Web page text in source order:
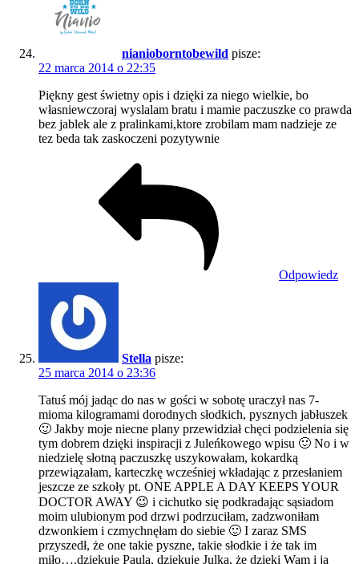
nianioborntobewild pisze:
22 marca 2014 o 22:35
Piękny gest świetny opis i dzięki za niego wielkie, bo
własniewczoraj wyslalam bratu i mamie paczuszke co prawda
bez jablek ale z pralinkami,ktore zrobilam mam nadzieje ze
tez beda tak zaskoczeni pozytywnie
Odpowiedz
Stella pisze:
25 marca 2014 o 23:36
Tatuś mój jadąc do nas w gości w sobotę uraczył nas 7-
mioma kilogramami dorodnych słodkich, pysznych jabłuszek
🙂 Jakby moje niecne plany przewidział chęci podzielenia się
tym dobrem dzięki inspiracji z Juleńkowego wpisu 🙂 No i w
niedzielę słotną paczuszkę uszykowałam, kokardką
przewiązałam, karteczkę wcześniej wkładając z przesłaniem
jeszcze ze szkoły pt. ONE APPLE A DAY KEEPS YOUR
DOCTOR AWAY 😉 i cichutko się podkradając sąsiadom
moim ulubionym pod drzwi podrzuciłam, zadzwoniłam
dzwonkiem i czmychnęłam do siebie 🙂 I zaraz SMS
przyszedł, że one takie pyszne, takie słodkie i że tak im
miło….dziękuję Paula, dziękuję Julka, że dzięki Wam i ja